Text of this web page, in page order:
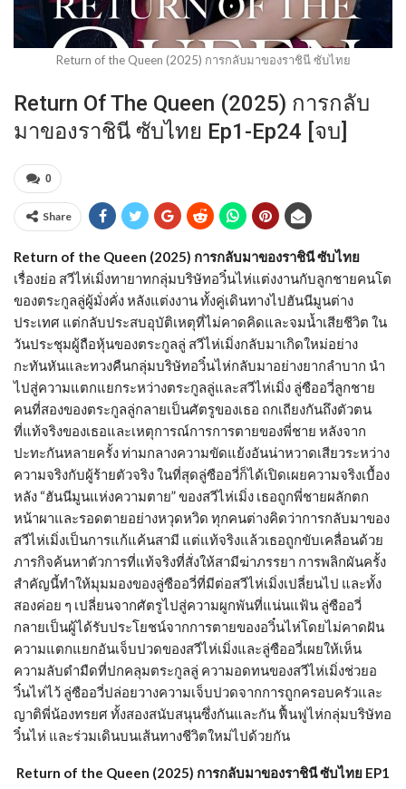
Return of the Queen (2025) การกลับมาของราชินี ซับไทย
Return Of The Queen (2025) การกลับ
มาของราชินี ซับไทย Ep1-Ep24 [จบ]
0
Share
Return of the Queen (2025) การกลับมาของราชินี ซับไทย
เรื่องย่อ สวีไห่เมิ่งทายาทกลุ่มบริษัทอวิ๋นไห่แต่งงานกับลูกชายคนโต
ของตระกูลลู่ผู้มั่งคั่ง หลังแต่งงาน ทั้งคู่เดินทางไปฮันนีมูนต่าง
ประเทศ แต่กลับประสบอุบัติเหตุที่ไม่คาดคิดและจมน้ำเสียชีวิต ใน
วันประชุมผู้ถือหุ้นของตระกูลลู่ สวีไห่เมิ่งกลับมาเกิดใหม่อย่าง
กะทันหันและทวงคืนกลุ่มบริษัทอวิ๋นไห่กลับมาอย่างยากลำบาก นำ
ไปสู่ความแตกแยกระหว่างตระกูลลู่และสวีไห่เมิ่ง ลู่ซืออวี่ลูกชาย
คนที่สองของตระกูลลู่กลายเป็นศัตรูของเธอ ถกเถียงกันถึงตัวตน
ที่แท้จริงของเธอและเหตุการณ์การการตายของพี่ชาย หลังจาก
ปะทะกันหลายครั้ง ท่ามกลางความขัดแย้งอันน่าหวาดเสียวระหว่าง
ความจริงกับผู้ร้ายตัวจริง ในที่สุดลู่ซืออวี่ก็ได้เปิดเผยความจริงเบื้อง
หลัง “ฮันนีมูนแห่งความตาย” ของสวีไห่เมิ่ง เธอถูกพี่ชายผลักตก
หน้าผาและรอดตายอย่างหวุดหวิด ทุกคนต่างคิดว่าการกลับมาของ
สวีไห่เมิ่งเป็นการแก้แค้นสามี แต่แท้จริงแล้วเธอถูกขับเคลื่อนด้วย
ภารกิจค้นหาตัวการที่แท้จริงที่สั่งให้สามีฆ่าภรรยา การพลิกผันครั้ง
สำคัญนี้ทำให้มุมมองของลู่ซืออวี่ที่มีต่อสวีไห่เมิ่งเปลี่ยนไป และทั้ง
สองค่อย ๆ เปลี่ยนจากศัตรูไปสู่ความผูกพันที่แน่นแฟ้น ลู่ซืออวี่
กลายเป็นผู้ได้รับประโยชน์จากการตายของอวิ๋นไห่โดยไม่คาดฝัน
ความแตกแยกอันเจ็บปวดของสวีไห่เมิ่งและลู่ซืออวี่เผยให้เห็น
ความลับดำมืดที่ปกคลุมตระกูลลู่ ความอดทนของสวีไห่เมิ่งช่วยอ
วิ๋นไห่ไว้ ลู่ซืออวี่ปล่อยวางความเจ็บปวดจากการถูกครอบครัวและ
ญาติพี่น้องทรยศ ทั้งสองสนับสนุนซึ่งกันและกัน ฟื้นฟูไห่กลุ่มบริษัทอ
วิ๋นไห่ และร่วมเดินบนเส้นทางชีวิตใหม่ไปด้วยกัน
Return of the Queen (2025) การกลับมาของราชินี ซับไทย EP1